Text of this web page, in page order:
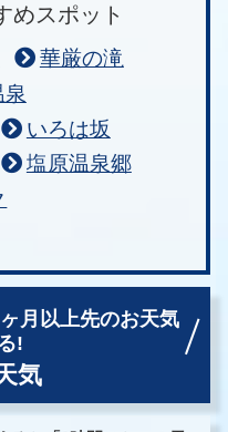
めスポット
華厳の滝
泉
いろは坂
塩原温泉郷
ヶ月以上先のお天気
!
気